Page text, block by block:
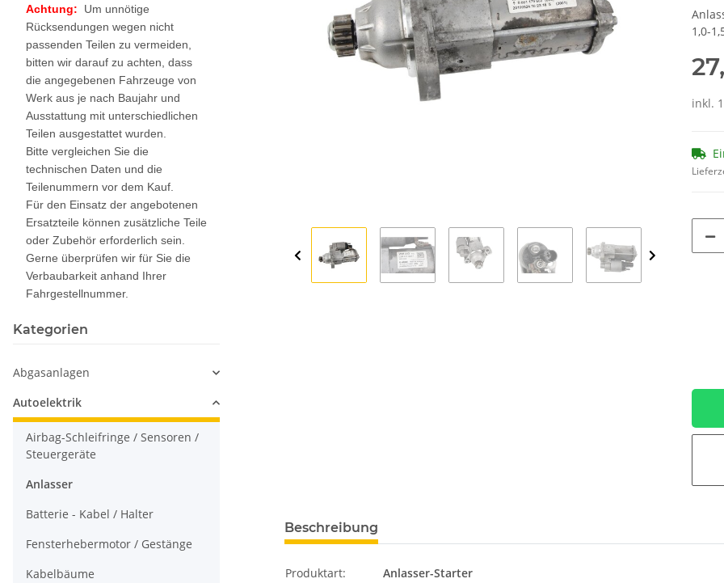
1,0-
inkl.
Beschreibung
Produktart:
Anlasser-Starter
Achtung: Um unnötige
Rücksendungen wegen nicht
passenden Teilen zu vermeiden,
bitten wir darauf zu achten, dass
die angegebenen Fahrzeuge von
Werk aus je nach Baujahr und
Ausstattung mit unterschiedlichen
Teilen ausgestattet wurden.
Bitte vergleichen Sie die
technischen Daten und die
Teilenummern vor dem Kauf.
Für den Einsatz der angebotenen
Ersatzteile können zusätzliche Teile
oder Zubehör erforderlich sein.
Gerne überprüfen wir für Sie die
Verbaubarkeit anhand Ihrer
Fahrgestellnummer.
Kategorien
Abgasanlagen
Autoelektrik
Airbag-Schleifringe / Sensoren /
Steuergeräte
Anlasser
Batterie - Kabel / Halter
Fensterhebermotor / Gestänge
Kabelbäume